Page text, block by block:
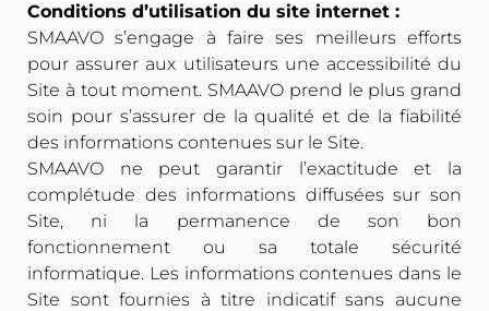
Conditions d’utilisation du site internet :
SMAAVO s’engage à faire ses meilleurs efforts
pour assurer aux utilisateurs une accessibilité du
Site à tout moment. SMAAVO prend le plus grand
soin pour s’assurer de la qualité et de la fiabilité
des informations contenues sur le Site.
SMAAVO ne peut garantir l’exactitude et la
complétude des informations diffusées sur son
Site, ni la permanence de son bon
fonctionnement ou sa totale sécurité
informatique. Les informations contenues dans le
Site sont fournies à titre indicatif sans aucune